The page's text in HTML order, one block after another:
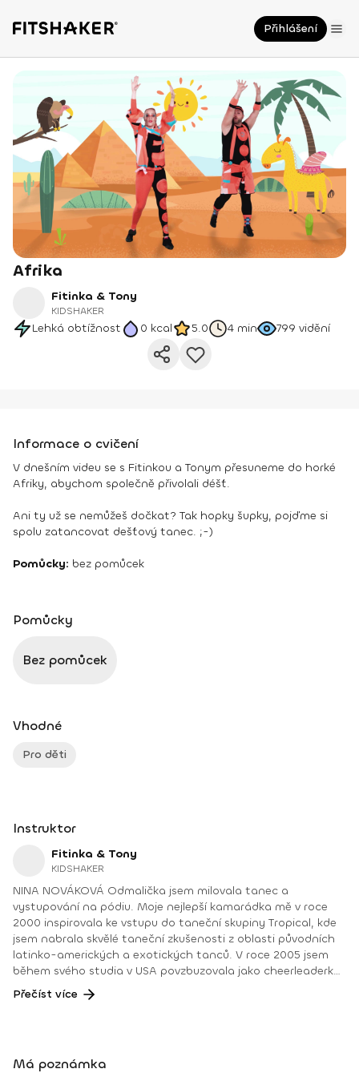
Přihlášení
Afrika
Fitinka & Tony
KIDSHAKER
Lehká obtížnost 0 kcal 5.0 4 min 799 vidění
Informace o cvičení
V dnešním videu se s Fitinkou a Tonym přesuneme do horké
Afriky, abychom společně přivolali déšť.
Ani ty už se nemůžeš dočkat? Tak hopky šupky, pojďme si
spolu zatancovat dešťový tanec. ;-)
Pomůcky: bez pomůcek
Pomůcky
Bez pomůcek
Vhodné
Pro děti
Instruktor
Fitinka & Tony
KIDSHAKER
NINA NOVÁKOVÁ Odmalička jsem milovala tanec a
vystupování na pódiu. Moje nejlepší kamarádka mě v roce
2000 inspirovala ke vstupu do taneční skupiny Tropical, kde
jsem nabrala skvělé taneční zkušenosti z oblasti původních
latinko-amerických a exotických tanců. V roce 2005 jsem
během svého studia v USA povzbuzovala jako cheerleaderka
a takto jsem postupně nabírala různé zkušenosti v oblasti
tance a sportu. V roce 2010 jsem se stala certifikovanou
manžela Mária, věděla jsem, že jeho energie mi je blízká ☺ a
Přečíst více
Má poznámka